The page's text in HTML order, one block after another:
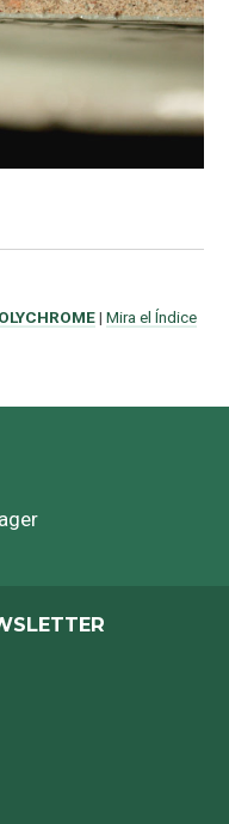
| Mira el Índice